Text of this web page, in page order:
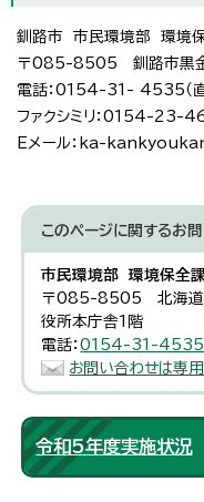
釧路市 市民環境部 環境
〒085-8505 釧路市黒
電話：0154-31- 4535（直
ファクシミリ：0154-23-
Eメール：ka-
このページに関するお
市民環境部 環境保全
〒085-8505 北海道
役所本庁舎1階
電話：0154-31-4535
お問い合わせは専用
令和5年度実施状況